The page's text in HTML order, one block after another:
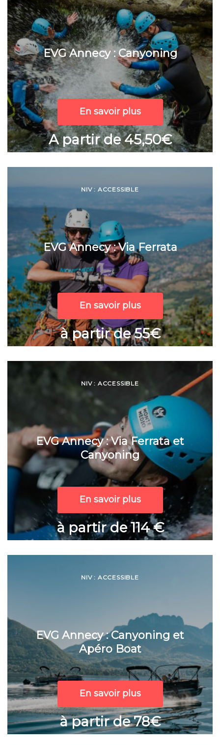
EVG Annecy : Canyoning
En savoir plus
A partir de 45,50€
NIV : ACCESSIBLE
EVG Annecy : Via Ferrata
En savoir plus
à partir de 55€
NIV : ACCESSIBLE
EVG Annecy : Via Ferrata et
Canyoning
En savoir plus
à partir de 114 €
NIV : ACCESSIBLE
EVG Annecy : Canyoning et
Apéro Boat
En savoir plus
à partir de 78€